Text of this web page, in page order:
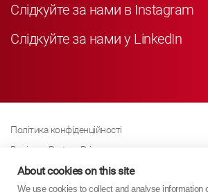
Слідкуйте за нами в Instagram
Слідкуйте за нами у LinkedIn
Політика конфіденційності
Business Partner Privacy
Політика щодо файлів cookie
Сучасна політика Закону про рабство
About cookies on this site
We use cookies to collect and analyse information